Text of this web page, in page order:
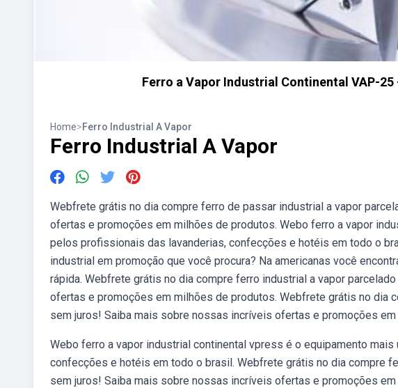
Ferro a Vapor Industrial Continental VAP-
Home>Ferro Industrial A Vapor
Ferro Industrial A Vapor
Webfrete grátis no dia compre ferro de passar industrial a vapor
ofertas e promoções em milhões de produtos. Webo ferro a vapor
pelos profissionais das lavanderias, confecções e hotéis em todo o
industrial em promoção que você procura? Na americanas você
rápida. Webfrete grátis no dia compre ferro industrial a vapor
ofertas e promoções em milhões de produtos. Webfrete grátis no dia
sem juros! Saiba mais sobre nossas incríveis ofertas e promoções
Webo ferro a vapor industrial continental vpress é o equipamento
confecções e hotéis em todo o brasil. Webfrete grátis no dia compre
sem juros! Saiba mais sobre nossas incríveis ofertas e promoções